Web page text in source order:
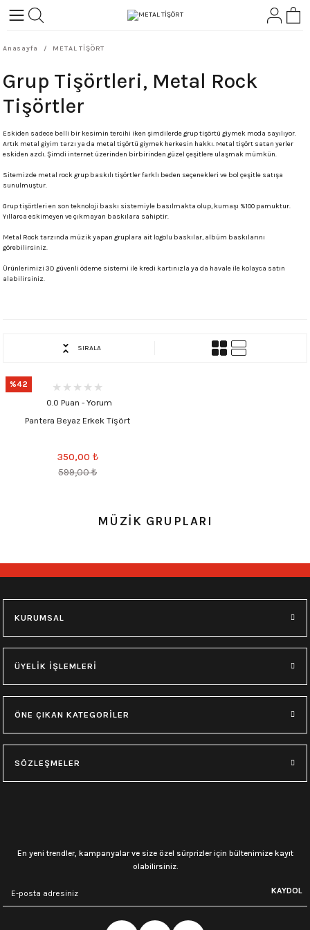
Geri Dön
ROCK
Geri Dön
Anasayfa METAL TİŞÖRT
Grup Tişörtleri, Metal Rock
Tişörtler
Eskiden sadece belli bir kesimin tercihi iken şimdilerde grup tişörtü giymek moda sayılıyor.
Artık metal giyim tarzı ya da metal tişörtü giymek herkesin hakkı. Metal tişört satan yerler
eskiden azdı. Şimdi internet üzerinden birbirinden güzel çeşitlere ulaşmak mümkün.
Sitemizde metal rock grup baskılı tişörtler farklı beden seçenekleri ve bol çeşitle satışa
sunulmuştur.
Grup tişörtleri en son teknoloji baskı sistemiyle basılmakta olup, kumaşı %100 pamuktur.
Yıllarca eskimeyen ve çıkmayan baskılara sahiptir.
Metal Rock tarzında müzik yapan gruplara ait logolu baskılar, albüm baskılarını
görebilirsiniz.
Ürünlerimizi 3D güvenli ödeme sistemi ile kredi kartınızla ya da havale ile kolayca satın
alabilirsiniz.
SIRALA
%42
0.0 Puan - Yorum
Pantera Beyaz Erkek Tişört
350,00 ₺
599,00₺
MÜZİK GRUPLARI
KURUMSAL
ÜYELİK İŞLEMLERİ
ÖNE ÇIKAN KATEGORİLER
SÖZLEŞMELER
En yeni trendler, kampanyalar ve size özel sürprizler için bültenimize kayıt
olabilirsiniz.
KAYDOL